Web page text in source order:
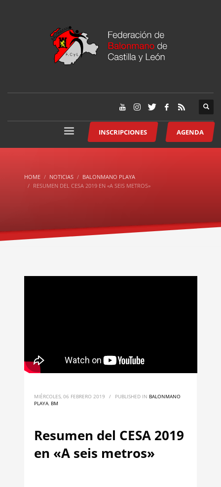
INSCRIPCIONES AGENDA
HOME NOTICIAS
BALONMANO PLAYA
RESUMEN DEL CESA 2019 EN «A SEIS METROS»
MIÉRCOLES, 06 FEBRERO 2019 / PUBLISHED IN BALONMANO
PLAYA, BM
Resumen del CESA 2019
en «A seis metros»